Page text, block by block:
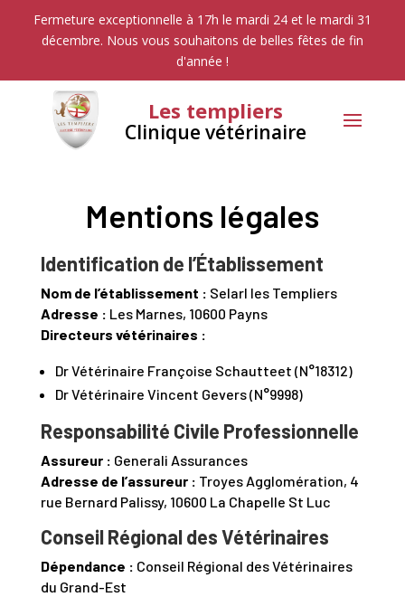
Fermeture exceptionnelle à 17h le mardi 24 et le mardi 31
décembre. Nous vous souhaitons de belles fêtes de fin
d'année !
Les templiers
Clinique vétérinaire
Mentions légales
Identification de l’Établissement
Nom de l’établissement : Selarl les Templiers
Adresse : Les Marnes, 10600 Payns
Directeurs vétérinaires :
Dr Vétérinaire Françoise Schautteet (N°18312)
Dr Vétérinaire Vincent Gevers (N°9998)
Responsabilité Civile Professionnelle
Assureur : Generali Assurances
Adresse de l’assureur : Troyes Agglomération, 4
rue Bernard Palissy, 10600 La Chapelle St Luc
Conseil Régional des Vétérinaires
Dépendance : Conseil Régional des Vétérinaires
du Grand-Est